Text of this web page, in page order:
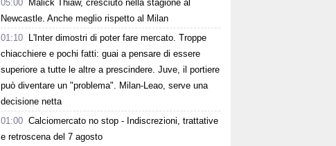
05:00
Malick Thiaw, cresciuto nella stagione al
Newcastle. Anche meglio rispetto al Milan
01:10
L'Inter dimostri di poter fare mercato. Troppe
chiacchiere e pochi fatti: guai a pensare di essere
superiore a tutte le altre a prescindere. Juve, il portiere
può diventare un "problema". Milan-Leao, serve una
decisione netta
01:00 Calciomercato no stop - Indiscrezioni, trattative
e retroscena del 7 agosto